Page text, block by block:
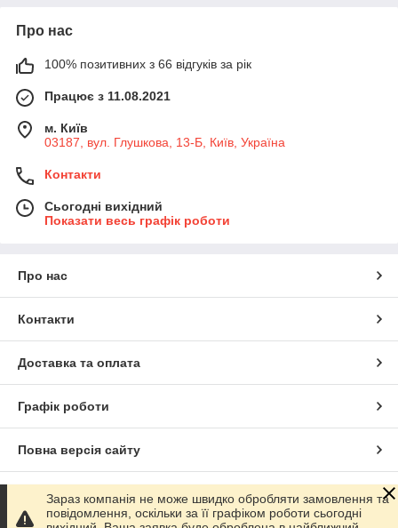
Про нас
100% позитивних з 66 відгуків за рік
Працює з 11.08.2021
м. Київ
03187, вул. Глушкова, 13-Б, Київ, Україна
Контакти
Сьогодні вихідний
Показати весь графік роботи
Про нас
Контакти
Доставка та оплата
Графік роботи
Повна версія сайту
Сайт створено на маркетплейсі Prom.ua
Зараз компанія не може швидко обробляти замовлення та
повідомлення, оскільки за її графіком роботи сьогодні